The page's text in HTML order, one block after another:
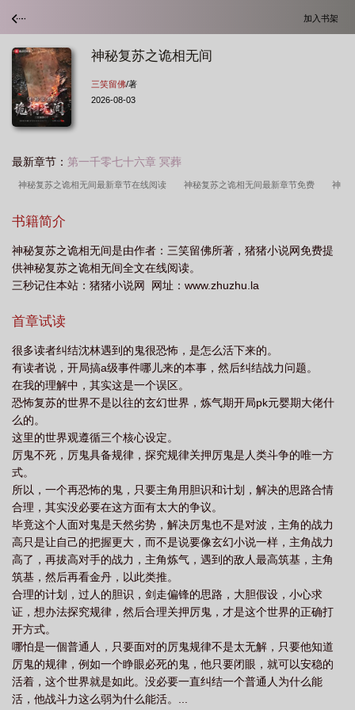
加入书架
神秘复苏之诡相无间
三笑留佛/著
2026-08-03
最新章节： 第一千零七十六章 冥葬
神秘复苏之诡相无间最新章节在线阅读 神秘复苏之诡相无间最新章节免费 神
TXT 神秘复苏之诡相无间txt全文免费阅读
阁 神秘复苏之诡相无间在线阅读 神秘复苏之诡相无间免费阅读全文 神秘复
苏之诡相无间贴吧 神秘复苏之诡相无间笔趣阁无错版
无间在线阅读免费完整版
免费全文阅读5200 神秘复苏之诡相无间在线观看 神秘复苏之诡相无间顶点中
文 神秘复苏之诡相无间无删减版在线阅读 神秘复苏之诡相无间无错版
复苏之诡相无间最新 神秘复苏之诡相无间全本完结免费
书
复苏之诡相无间笔趣阁最新章节TXT
之诡相无间全文在线 神秘复苏之诡相无间沈林免费阅读 神秘复苏之诡相无间百
科 神秘复苏之诡相无间百度 神秘复苏之诡相无间女主 神秘复苏之诡相无间
txt 神秘复苏之诡相无间章节目录 神秘复苏之诡相无间第五十六集
苏之诡相无间最新章节更新 神秘复苏之诡相无间沈林 神秘复苏之诡相无间在哪
看 神秘复苏之诡相无间全本免费 神秘复苏之诡相无间在线 神秘复苏之诡相
无间听书在线 神秘复苏之诡相无间免费观看
秘复苏之诡相无间原著 神秘复苏之诡相无间电子书 神秘复苏之诡相无间免费阅
复苏之诡相无间在线阅读免费 神秘复苏之诡相无间笔趣阁免费阅读无弹窗 神秘
复苏之诡相无间有声书
书籍简介
神秘复苏之诡相无间是由作者：三笑留佛所著，猪猪小说网免费提
供神秘复苏之诡相无间全文在线阅读。
三秒记住本站：猪猪小说网 网址：www.zhuzhu.la
首章试读
很多读者纠结沈林遇到的鬼很恐怖，是怎么活下来的。
有读者说，开局搞a级事件哪儿来的本事，然后纠结战力问题。
在我的理解中，其实这是一个误区。
恐怖复苏的世界不是以往的玄幻世界，炼气期开局pk元婴期大佬什
么的。
这里的世界观遵循三个核心设定。
厉鬼不死，厉鬼具备规律，探究规律关押厉鬼是人类斗争的唯一方
式。
所以，一个再恐怖的鬼，只要主角用胆识和计划，解决的思路合情
合理，其实没必要在这方面有太大的争议。
毕竟这个人面对鬼是天然劣势，解决厉鬼也不是对波，主角的战力
高只是让自己的把握更大，而不是说要像玄幻小说一样，主角战力
高了，再拔高对手的战力，主角炼气，遇到的敌人最高筑基，主角
筑基，然后再看金丹，以此类推。
合理的计划，过人的胆识，剑走偏锋的思路，大胆假设，小心求
证，想办法探究规律，然后合理关押厉鬼，才是这个世界的正确打
开方式。
哪怕是一個普通人，只要面对的厉鬼规律不是太无解，只要他知道
厉鬼的规律，例如一个睁眼必死的鬼，他只要闭眼，就可以安稳的
活着，这个世界就是如此。没必要一直纠结一个普通人为什么能
活，他战斗力这么弱为什么能活。...